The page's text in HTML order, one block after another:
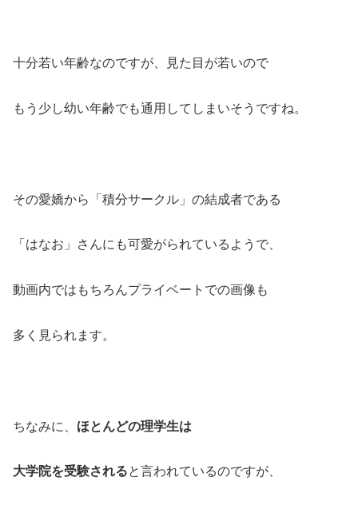
十分若い年齢なのですが、見た目が若いので
もう少し幼い年齢でも通用してしまいそうですね。
その愛嬌から「積分サークル」の結成者である
「はなお」さんにも可愛がられているようで、
動画内ではもちろんプライベートでの画像も
多く見られます。
ちなみに、 ほとんどの理学生は
大学院を受験されると言われているのですが、